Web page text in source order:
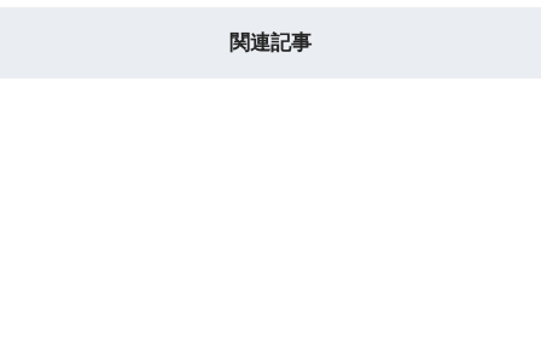
関連記事